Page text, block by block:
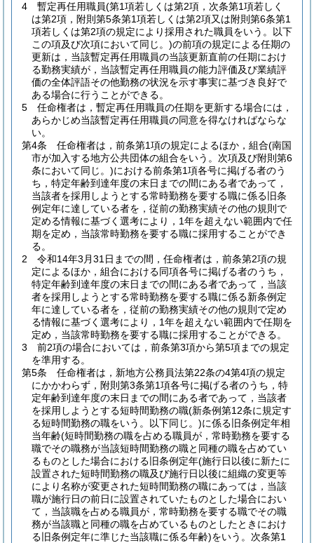
4
暫定再任用職員(第1項若しくは第2項，次条第1項若しく
は第2項，附則第5条第1項若しくは第2項又は附則第6条第1
項若しくは第2項の規定により採用された職員をいう。以下
この項及び次項において同じ。)の前項の規定による任期の
更新は，当該暫定再任用職員の当該更新直前の任期におけ
る勤務実績が，当該暫定再任用職員の能力評価及び業績評
価の全体評語その他勤務の状況を示す事実に基づき良好で
ある場合に行うことができる。
5
任命権者は，暫定再任用職員の任期を更新する場合には，
あらかじめ当該暫定再任用職員の同意を得なければならな
い。
第4条
任命権者は，前条第1項の規定によるほか，組合(南国
市が加入する地方公共団体の組合をいう。次項及び附則第6
条において同じ。)における前条第1項各号に掲げる者のう
ち，特定年齢到達年度の末日までの間にある者であって，
当該者を採用しようとする常時勤務を要する職に係る旧条
例定年に達している者を，従前の勤務実績その他の規則で
定める情報に基づく選考により，1年を超えない範囲内で任
期を定め，当該常時勤務を要する職に採用することができ
る。
2
令和14年3月31日までの間，任命権者は，前条第2項の規
定によるほか，組合における同項各号に掲げる者のうち，
特定年齢到達年度の末日までの間にある者であって，当該
者を採用しようとする常時勤務を要する職に係る新条例定
年に達している者を，従前の勤務実績その他の規則で定め
る情報に基づく選考により，1年を超えない範囲内で任期を
定め，当該常時勤務を要する職に採用することができる。
3
前2項の場合においては，前条第3項から第5項までの規定
を準用する。
第5条
任命権者は，新地方公務員法第22条の4第4項の規定
にかかわらず，附則第3条第1項各号に掲げる者のうち，特
定年齢到達年度の末日までの間にある者であって，当該者
を採用しようとする短時間勤務の職(新条例第12条に規定す
る短時間勤務の職をいう。以下同じ。)に係る旧条例定年相
当年齢(短時間勤務の職を占める職員が，常時勤務を要する
職でその職務が当該短時間勤務の職と同種の職を占めてい
るものとした場合における旧条例定年(施行日以後に新たに
設置された短時間勤務の職及び施行日以後に組織の変更等
により名称が変更された短時間勤務の職にあっては，当該
職が施行日の前日に設置されていたものとした場合におい
て，当該職を占める職員が，常時勤務を要する職でその職
務が当該職と同種の職を占めているものとしたときにおけ
る旧条例定年に準じた当該職に係る年齢)をいう。次条第1